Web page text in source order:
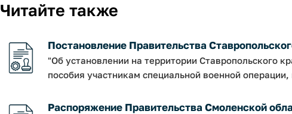
Читайте также
Постановление Правительства
"Об установлении на территории Ставропольского
пособия участникам специальной военной
Распоряжение Правительства Смоленской